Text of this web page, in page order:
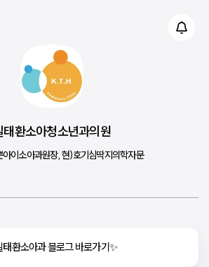
태환소아청소년과의원
이소아과원장, 현)호기심딱지의학자문
태환소아과 블로그 바로가기✨